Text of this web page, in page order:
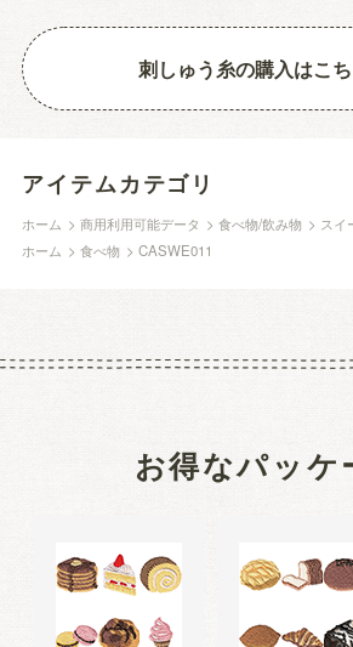
刺しゅう糸の購入はこ
アイテムカテゴリ
ホーム >商用利用可能データ >食べ物/飲み物 > スイ
ホーム >食べ物 >CASWE011
お得なパッケ